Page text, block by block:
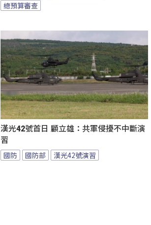
總預算審查
漢光42號首日 顧立雄：共軍侵擾不中斷演
習
國防 國防部 漢光42號演習